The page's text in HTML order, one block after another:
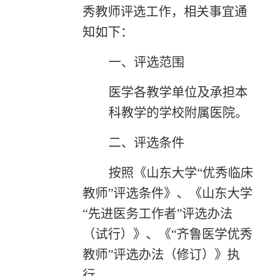
秀教师评选工作，相关事宜通
知如下：
一、评选范围
医学各教学单位及承担本
科教学的学校附属医院。
二、评选条件
按照《山东大学“优秀临床
教师”评选条件》、《山东大学
“先进医务工作者”评选办法
（试行）》、《“齐鲁医学优秀
教师”评选办法（修订）》执